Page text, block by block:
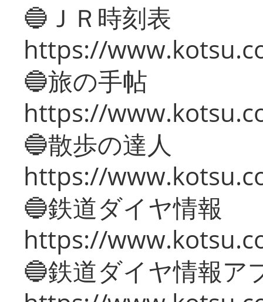
🔵ＪＲ時刻表
https://
🔵旅の手帖
https://
🔵散歩の達人
https://
🔵鉄道ダイヤ情報
https://
🔵鉄道ダイヤ情報ア